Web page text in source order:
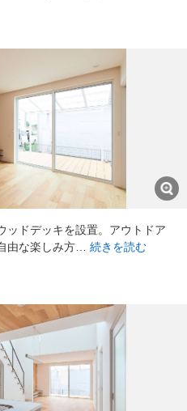
ッドデッキを設置。アウトドア
由な楽しみ方… 続きを読む